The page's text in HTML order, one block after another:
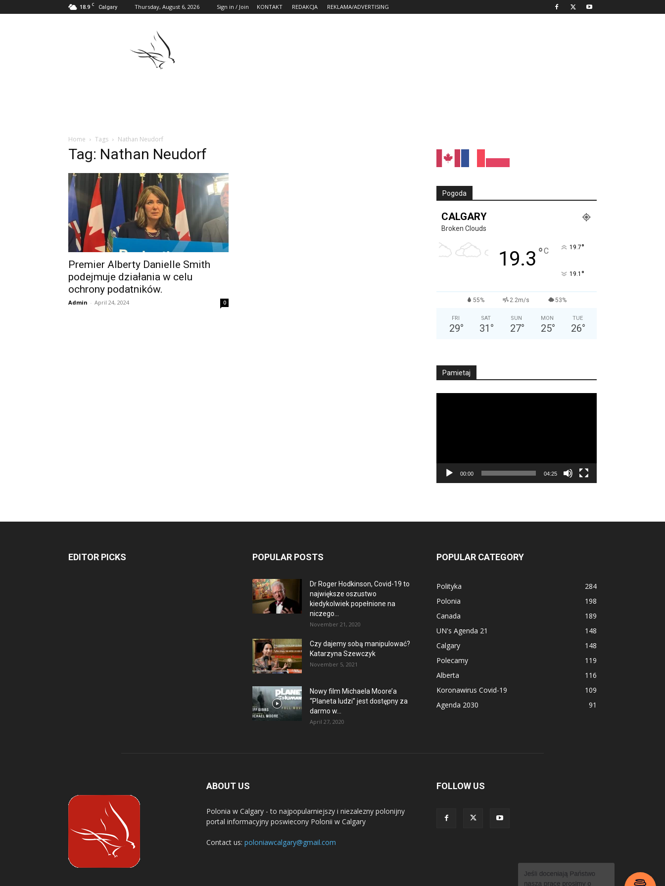
18.9 C Calgary Thursday, August 6, 2026 Sign in / Join KONTAKT REDAKCJA REKLAMA/ADVERTISING
Polonia
w
Calgary
Home Tags Nathan Neudorf
Tag: Nathan Neudorf
Premier Alberty Danielle Smith
podejmuje działania w celu
ochrony podatników.
Admin - April 24, 2024 0
Pogoda
CALGARY
Broken Clouds
19.3 °C 19.7°
19.1 °
55% 2.2m/s 53%
FRI
29°
SAT
31 °
SUN
27°
MON
25°
TUE
26°
Pamietaj
00:00 04:25
EDITOR PICKS POPULAR POSTS
Dr Roger Hodkinson, Covid-19 to
największe oszustwo
kiedykolwiek popełnione na
niczego...
November 21, 2020
Czy dajemy sobą manipulować?
Katarzyna Szewczyk
November 5, 2021
Nowy film Michaela Moore’a
“Planeta ludzi” jest dostępny za
darmo w...
April 27, 2020
POPULAR CATEGORY
Polityka
284
Polonia
198
Canada
189
UN's Agenda 21
148
Calgary
148
Polecamy
119
Alberta
116
Koronawirus Covid-19
109
Agenda 2030
91
ABOUT US
Polonia w Calgary - to najpopularniejszy i niezalezny polonijny
portal informacyjny poswiecony Polonii w Calgary
Contact us: poloniawcalgary@gmail.com
FOLLOW US